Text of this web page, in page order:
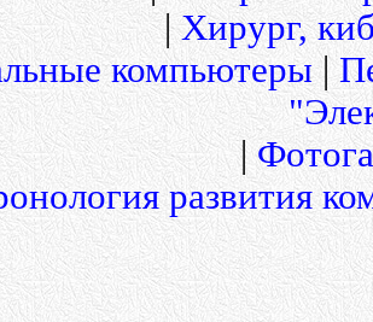
|Хирург,
компьютеры|
|
развития